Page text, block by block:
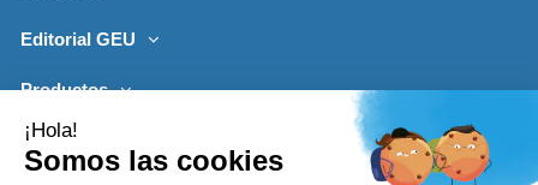
Editorial GEU
Productos
Lo más leído